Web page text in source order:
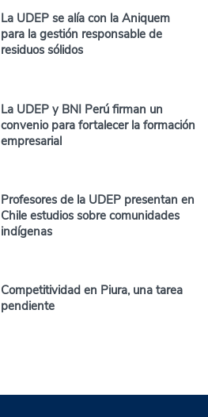
La UDEP se alía con la Aniquem
para la gestión responsable de
residuos sólidos
La UDEP y BNI Perú firman un
convenio para fortalecer la formación
empresarial
Profesores de la UDEP presentan en
Chile estudios sobre comunidades
indígenas
Competitividad en Piura, una tarea
pendiente